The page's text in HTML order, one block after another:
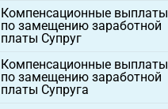
Компенсационные выплаты
по замещению заработной
платы Супруг
Компенсационные выплаты
по замещению заработной
платы Супруга